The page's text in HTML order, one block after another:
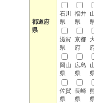
都道府
県
石川
県
福井
県
滋賀
県
京都
府
岡山
県
広島
県
佐賀
県
長崎
県